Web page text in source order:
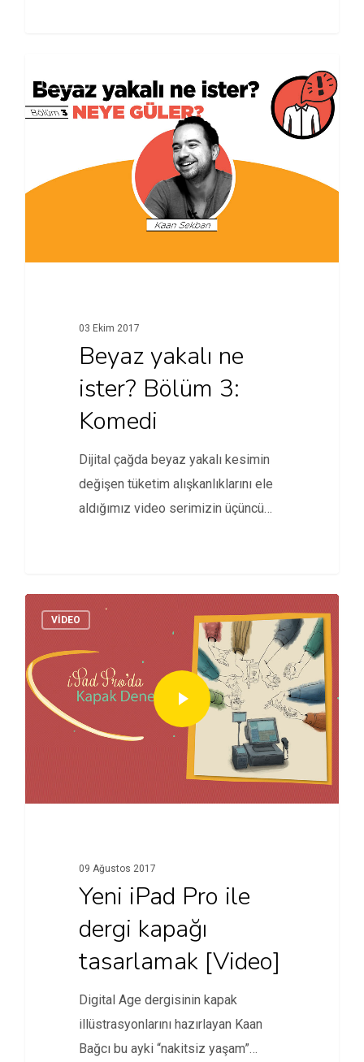
03 Ekim 2017
Beyaz yakalı ne
ister? Bölüm 3:
Komedi
Dijital çağda beyaz yakalı kesimin
değişen tüketim alışkanlıklarını ele
aldığımız video serimizin üçüncü
VİDEO
09 Ağustos 2017
Yeni iPad Pro ile
dergi kapağı
tasarlamak [Video]
Digital Age dergisinin kapak
illüstrasyonlarını hazırlayan Kaan
Bağcı bu ayki “nakitsiz yaşam”